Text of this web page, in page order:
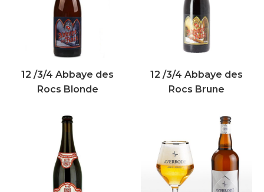
12 /3/4 Abbaye des
Rocs Blonde
12 /3/4 Abbaye des
Rocs Brune